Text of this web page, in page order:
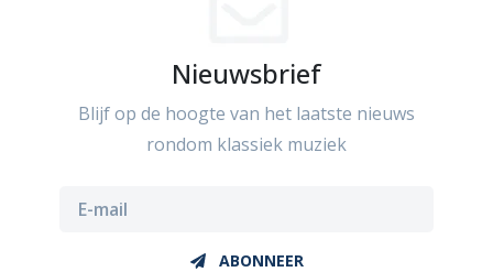
Nieuwsbrief
Blijf op de hoogte van het laatste nieuws
rondom klassiek muziek
ABONNEER